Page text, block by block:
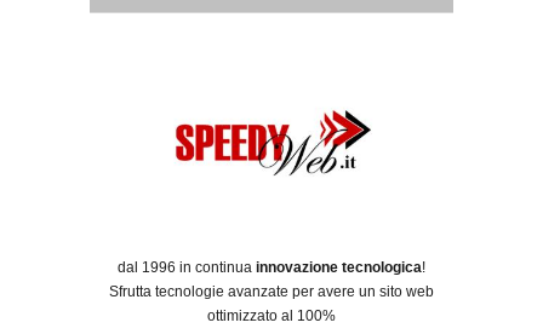
dal 1996 in continua innovazione tecnologica!
Sfrutta tecnologie avanzate per avere un sito web
ottimizzato al 100%